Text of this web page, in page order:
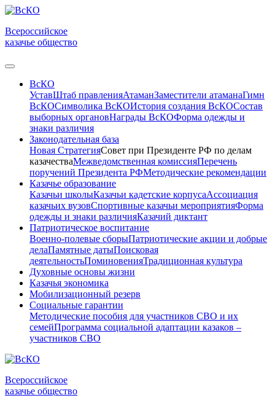
Всероссийское
казачье общество
ВсКО
УставШтаб правленияАтаманЗаместители атаманаГимн
ВсКОСимволика ВсКОИстория создания ВсКОСостав
выборных органовНаграды ВсКОФорма одежды и
знаки различия
Законодательная база
Новая СтратегияСовет при Президенте РФ по делам
казачестваМежведомственная комиссияПеречень
поручений Президента РФМетодические рекомендации
Казачье образование
Казачьи школыКазачьи кадетские корпусаАссоциация
казачьих вузовСпортивные казачьи мероприятияФорма
одежды и знаки различияКазачий диктант
Патриотическое воспитание
Военно-полевые сборыПатриотические акции и добрые
делаПамятные датыПоисковая
деятельностьПоминовенияТрадиционная культура
Духовные основы жизни
Казачья экономика
Мобилизационный резерв
Социальные гарантии
Методические пособия для участников СВО и их
семейПрограмма социальной адаптации казаков –
участников СВО
Всероссийское
казачье общество